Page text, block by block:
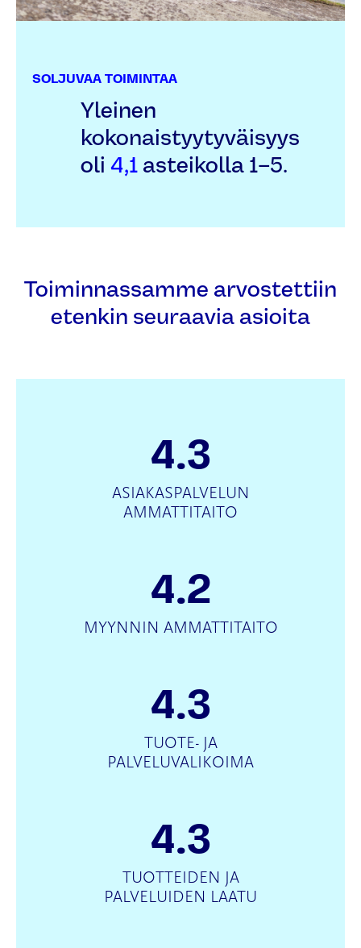
SOLJUVAA TOIMINTAA
Yleinen
kokonaistyytyväisyys
oli 4,1 asteikolla 1–5.
Toiminnassamme arvostettiin
etenkin seuraavia asioita
4.3
ASIAKASPALVELUN
AMMATTITAITO
4.2
MYYNNIN AMMATTITAITO
4.3
TUOTE- JA
PALVELUVALIKOIMA
4.3
TUOTTEIDEN JA
PALVELUIDEN LAATU